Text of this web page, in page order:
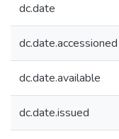
dc.date
dc.date.accessioned
dc.date.available
dc.date.issued